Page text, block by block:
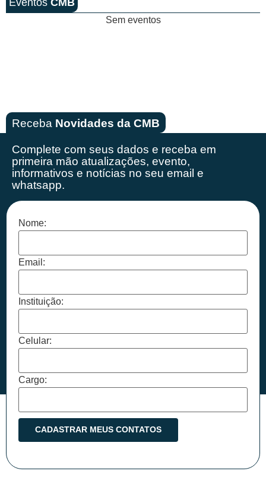
Eventos CMB
Sem eventos
Receba Novidades da CMB
Complete com seus dados e receba em
primeira mão atualizações, evento,
informativos e notícias no seu email e
whatsapp.
Nome:
Email:
Instituição:
Celular:
Cargo: